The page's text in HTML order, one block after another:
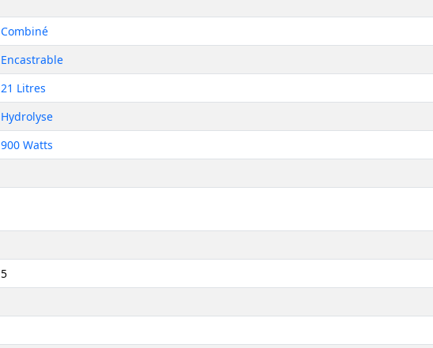
Combiné
Encastrable
21 Litres
Hydrolyse
900 Watts
5